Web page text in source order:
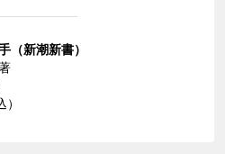
（新潮新書）